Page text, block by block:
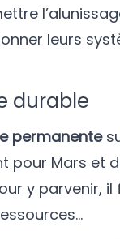
leurs
durable
permanente
pour Mars et
y